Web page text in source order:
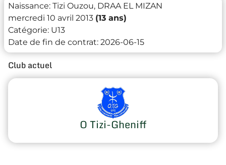
Naissance: Tizi Ouzou, DRAA EL MIZAN
mercredi 10 avril 2013 (13 ans)
Catégorie: U13
Date de fin de contrat: 2026-06-15
Club actuel
O Tizi-Gheniff